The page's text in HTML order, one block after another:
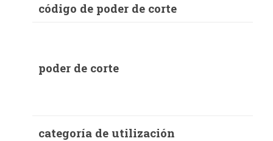
código de poder de corte
poder de corte
categoría de utilización